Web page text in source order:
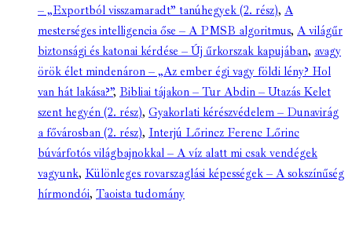
– „Exportból visszamaradt” tanúhegyek (2. rész), A
mesterséges intelligencia őse – A PMSB algoritmus, A világűr
biztonsági és katonai kérdése – Új űrkorszak kapujában, avagy
örök élet mindenáron – „Az ember égi vagy földi lény? Hol
van hát lakása?”, Bibliai tájakon – Tur Abdin – Utazás Kelet
szent hegyén (2. rész), Gyakorlati kérészvédelem – Dunavirág
a fővárosban (2. rész), Interjú Lőrincz Ferenc Lőrinc
búvárfotós világbajnokkal – A víz alatt mi csak vendégek
vagyunk, Különleges rovarszaglási képességek – A sokszínűség
hírmondói, Taoista tudomány